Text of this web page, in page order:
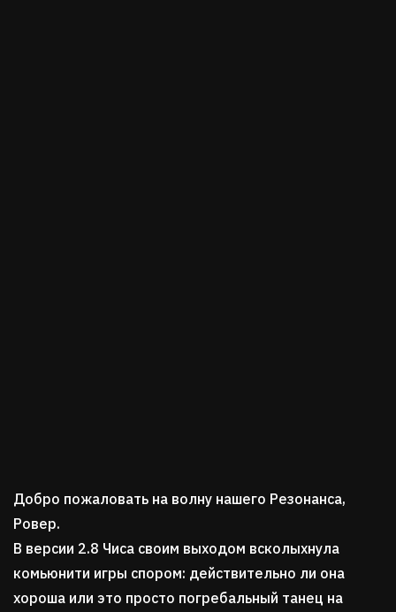
Добро пожаловать на волну нашего Резонанса,
Ровер.
В версии 2.8 Чиса своим выходом всколыхнула
комьюнити игры спором: действительно ли она
хороша или это просто погребальный танец на